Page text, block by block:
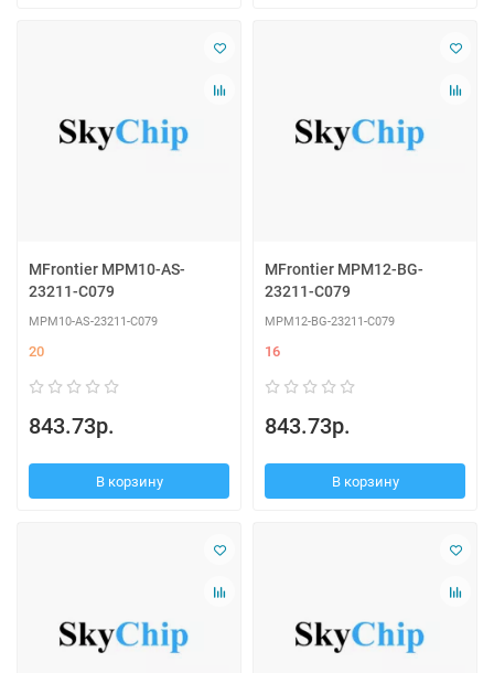
MFrontier MPM10-AS-
23211-C079
MPM10-AS-23211-C079
20
843.73р.
В корзину
MFrontier MPM12-BG-
23211-C079
MPM12-BG-23211-C079
16
843.73р.
В корзину